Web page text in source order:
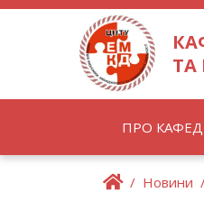
ТА
ПРО
Новини